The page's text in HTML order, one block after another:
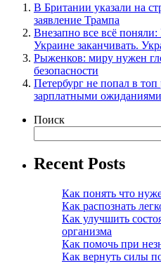
В Британии указали на
заявление Трампа
Внезапно все всё
Украине заканчивать.
Рыженков: миру нужен
безопасности
Петербург не попал в
зарплатными
Поиск
Recent Posts
Как понять что
Как распознать
Как улучшить
организма
Как помочь при
Как вернуть силы